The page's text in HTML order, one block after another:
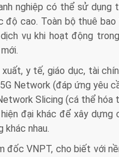
nghiệp có thể sử dụng
cao. Toàn bộ thuê bao
vụ khi hoạt động
y tế, giáo dục, tài
Network (đáp ứng yêu
Slicing (cá thể hóa
đại khác để xây dựng
khác nhau.
đốc VNPT, cho biết với